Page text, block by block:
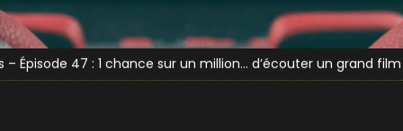
Ghostface (Funky Fluid)
Bay (P’tite Maiz et Sabotage)
– Épisode 47 : 1 chance sur un million… d’écouter un grand
– Épisode 46 : Bienvenue en Idiocracy !